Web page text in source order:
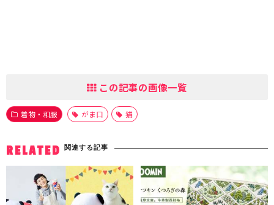
この記事の画像一覧
着物・和服 がま口 猫
RELATED 関連する記事